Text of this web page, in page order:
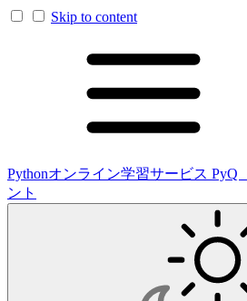
Skip to content
Pythonオンライン学習サービス PyQ
ント